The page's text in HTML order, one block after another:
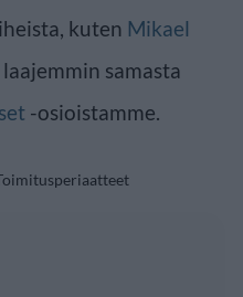
kuten Mikael
samasta
-osioistamme.